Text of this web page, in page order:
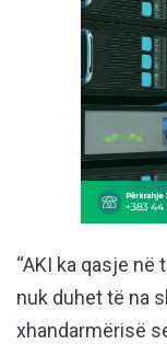
“AKI ka qasje
nuk duhet të na
xhandarmërisë